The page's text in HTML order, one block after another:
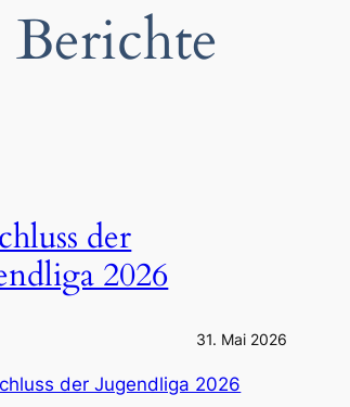
Berichte
der
2026
31. Mai 2026